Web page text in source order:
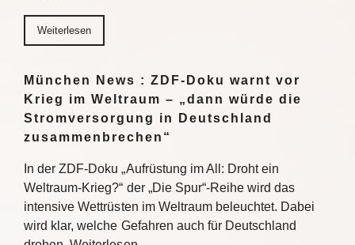
Weiterlesen
München News : ZDF-Doku warnt vor
Krieg im Weltraum – „dann würde die
Stromversorgung in Deutschland
zusammenbrechen“
In der ZDF-Doku „Aufrüstung im All: Droht ein
Weltraum-Krieg?“ der „Die Spur“-Reihe wird das
intensive Wettrüsten im Weltraum beleuchtet. Dabei
wird klar, welche Gefahren auch für Deutschland